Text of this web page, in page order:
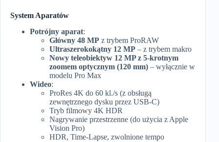
System Aparatów
Potrójny aparat:
Główny 48 MP z trybem ProRAW
Ultraszerokokątny 12 MP – z trybem makro
Nowy teleobiektyw 12 MP z 5-krotnym
zoomem optycznym (120 mm) – wyłącznie w
modelu Pro Max
Wideo:
ProRes 4K do 60 kl./s (z obsługą
zewnętrznego dysku przez USB-C)
Tryb filmowy 4K HDR
Nagrywanie przestrzenne (do użycia z Apple
Vision Pro)
HDR, Time-Lapse, zwolnione tempo